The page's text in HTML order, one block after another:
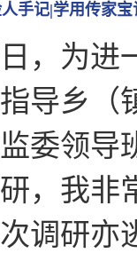
手记|学用传家宝
，为进
导乡（
委领导
，我非
调研亦